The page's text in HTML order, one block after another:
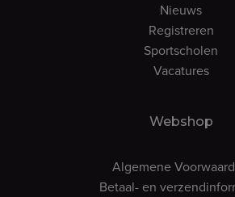
Nieuws
Registreren
Sportscholen
Vacatures
Webshop
Algemene
Betaal- en